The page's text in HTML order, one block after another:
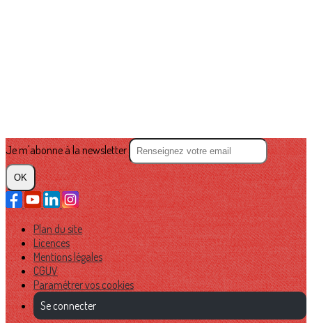
Je m'abonne à la newsletter
OK
Plan du site
Licences
Mentions légales
CGUV
Paramétrer vos cookies
Se connecter